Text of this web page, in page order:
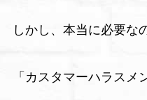
しかし、本当に必要な
「カスタマーハラスメ